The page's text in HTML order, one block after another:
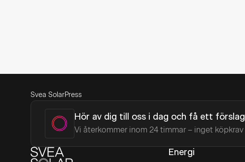
Svea SolarPress
Hör av dig till oss i dag och få ett förslag
Vi återkommer inom 24 timmar – inget köpkrav
Energi